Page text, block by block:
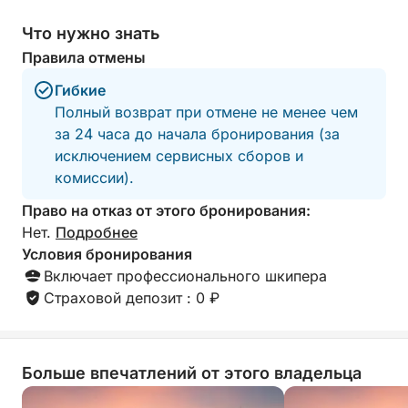
Захватывающие впечатления и первоклассные
развлечения
Насладитесь днем, полным захватывающих и
расслабляющих впечатлений:
• Катание на сапборде в кристально чистой воде
• Сноркелинг для исследования подводного мира
• Подводный скутер для увлекательного
исследования
• Плавание в эксклюзивных бухтах
Все включено: аперитив/обед "шведский стол"
Насладитесь полноценным средиземноморским
"шведским столом", созданным для приятного
• Вкусный выбор закусок и десертов
• Напитки включены: безалкогольные напитки,
вода, вино и пиво
Что нужно знать
Правила отмены
Гибкие
Полный возврат при отмене не менее чем
за 24 часа до начала бронирования (за
исключением сервисных сборов и
комиссии).
Право на отказ от этого бронирования:
Нет. Подробнее
Условия бронирования
Включает профессионального шкипера
Страховой депозит : 0 ₽
Больше впечатлений от этого владельца